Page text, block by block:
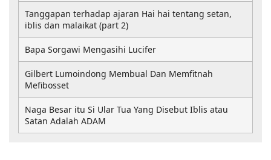
Tanggapan terhadap ajaran Hai hai tentang setan,
iblis dan malaikat (part 2)
Bapa Sorgawi Mengasihi Lucifer
Gilbert Lumoindong Membual Dan Memfitnah
Mefibosset
Naga Besar itu Si Ular Tua Yang Disebut Iblis atau
Satan Adalah ADAM